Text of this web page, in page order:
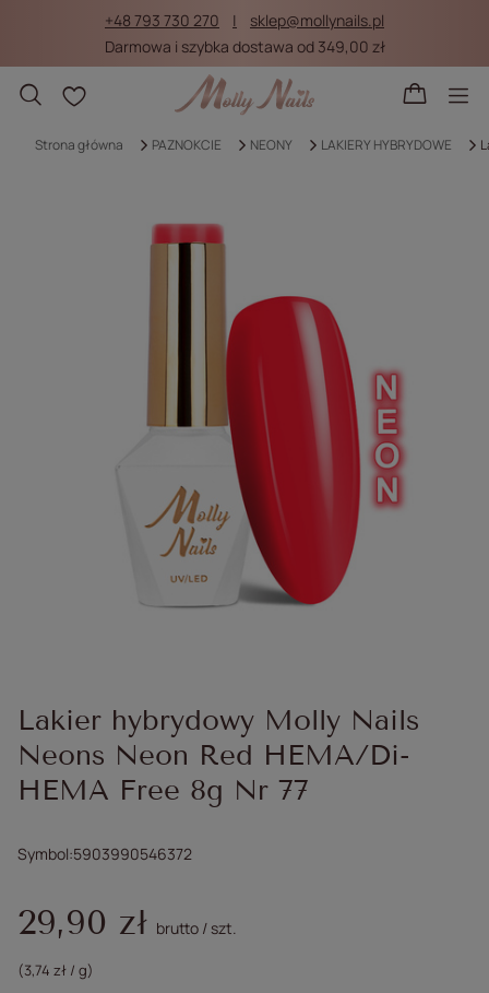
+48 793 730 270
sklep@mollynails.pl
Darmowa i szybka dostawa od 349,00 zł
Listy zakupowe
Strona główna PAZNOKCIE NEONY LAKIERY HYBRYDOWE
Lakier hybrydowy Molly Nails
Neons Neon Red HEMA/Di-
HEMA Free 8g Nr 77
Symbol 5903990546372
29,90 zł brutto /szt.
(3,74 zł / g)